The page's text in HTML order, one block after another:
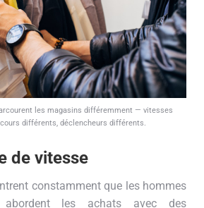
les magasins différemment — vitesses
différents, déclencheurs différents.
de vitesse
constamment que les hommes
les achats avec des